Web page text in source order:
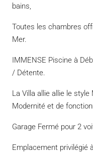
bains,
Toutes les chambres
Mer.
IMMENSE Piscine à
/ Détente.
La Villa allie allie le
Modernité et de
Garage Fermé pour 2
Emplacement privilégié